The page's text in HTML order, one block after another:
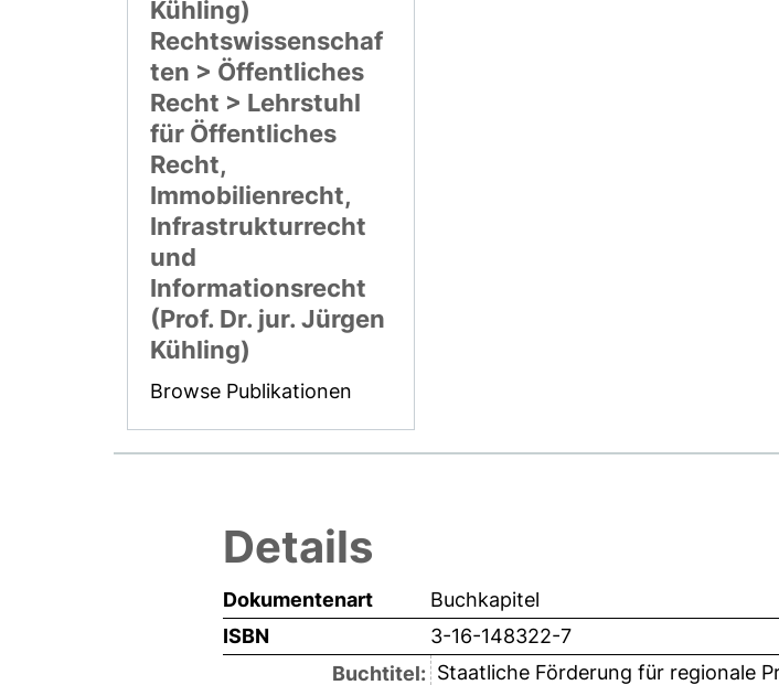
Kühling)
Rechtswissenschaf
ten > Öffentliches
Recht > Lehrstuhl
für Öffentliches
Recht,
Immobilienrecht,
Infrastrukturrecht
und
Informationsrecht
(Prof. Dr. jur. Jürgen
Kühling)
Browse Publikationen
Details
Dokumentenart
Buchkapitel
ISBN
3-16-148322-7
Buchtitel: Staatliche Förderung für regionale